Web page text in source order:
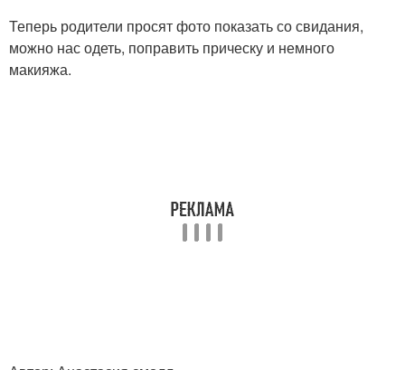
Теперь родители просят фото показать со свидания,
можно нас одеть, поправить прическу и немного
макияжа.